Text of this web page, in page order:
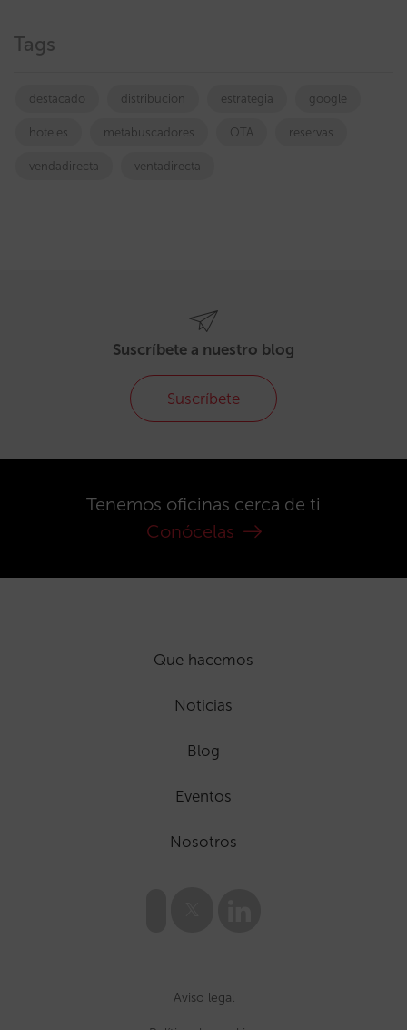
Tags
destacado distribucion estrategia google
hoteles metabuscadores OTA reservas
vendadirecta ventadirecta
Suscríbete a nuestro blog
Suscríbete
Tenemos oficinas cerca de ti
Conócelas
Que hacemos
Noticias
Blog
Eventos
Nosotros
Aviso legal